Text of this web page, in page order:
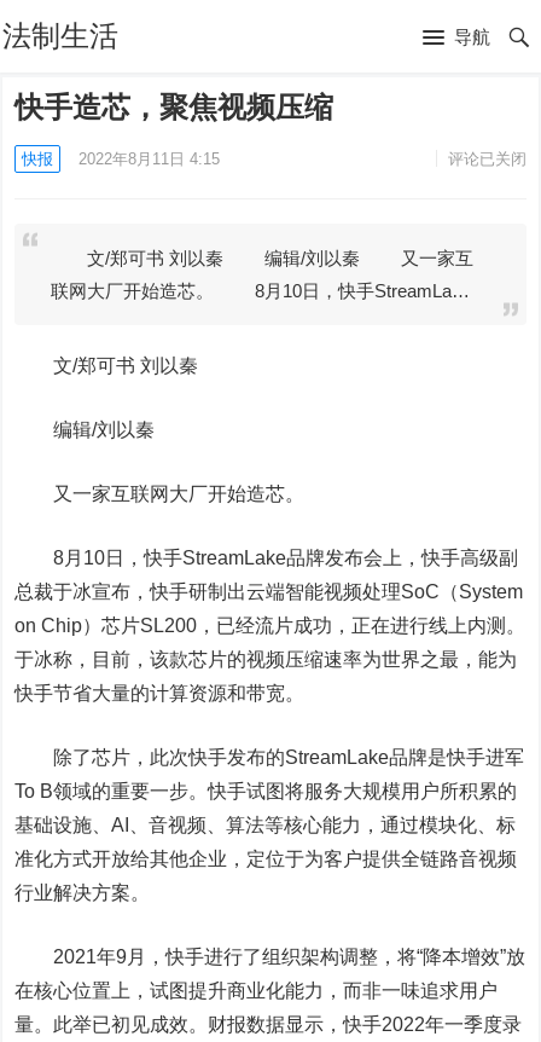
法制生活 导航
快手造芯，聚焦视频压缩
快报 2022年8月11日 4:15 评论已关闭
文/郑可书 刘以秦 编辑/刘以秦 又一家互
联网大厂开始造芯。 8月10日，快手StreamLa…
文/郑可书 刘以秦
编辑/刘以秦
又一家互联网大厂开始造芯。
8月10日，快手StreamLake品牌发布会上，快手高级副
总裁于冰宣布，快手研制出云端智能视频处理SoC（System
on Chip）芯片SL200，已经流片成功，正在进行线上内测。
于冰称，目前，该款芯片的视频压缩速率为世界之最，能为
快手节省大量的计算资源和带宽。
除了芯片，此次快手发布的StreamLake品牌是快手进军
To B领域的重要一步。快手试图将服务大规模用户所积累的
基础设施、AI、音视频、算法等核心能力，通过模块化、标
准化方式开放给其他企业，定位于为客户提供全链路音视频
行业解决方案。
2021年9月，快手进行了组织架构调整，将“降本增效”放
在核心位置上，试图提升商业化能力，而非一味追求用户
量。此举已初见成效。财报数据显示，快手2022年一季度录